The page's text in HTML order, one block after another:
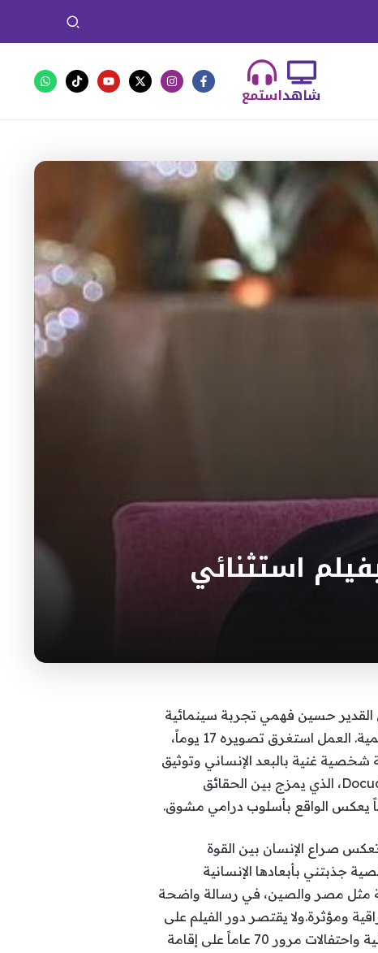
استمعشاهد
استثنائي
القدير حسين فهمي تجربة سينمائية
فريدة من نوعها ببطولة الفيلم الصيني The Story I Found In China، الذي تنتجه شبكة CGTN العالمية. العمل استغرق تصويره 17 يوماً،
غنية بالبعد الإنساني وتوثيق
التحولات الاجتماعية الكبرى في المجتمع الصيني المعاصر.الفيلم ينتمي إلى قالب الدوكودراما Docudrama، الذي يمزج بين الحقائق
يعكس الواقع بأسلوب درامي مشوق.
صراع الإنسان بين القوة
بأبعادها الإنسانية
مثل مصر والصين، في رسالة واضحة
ومؤثرة.ولا يقتصر دور الفيلم على
الجانب الفني، إذ يأتي كأداة من أدوات القوة الناعمة، تزامناً مع استعدادات القمة العربية الصينية الثانية واحتفالات مرور 70 عاماً على إقامة